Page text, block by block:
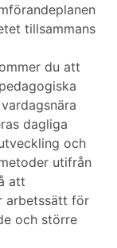
tillsammans
du att
dagliga
och
utifrån
att
arbetssätt för
och större